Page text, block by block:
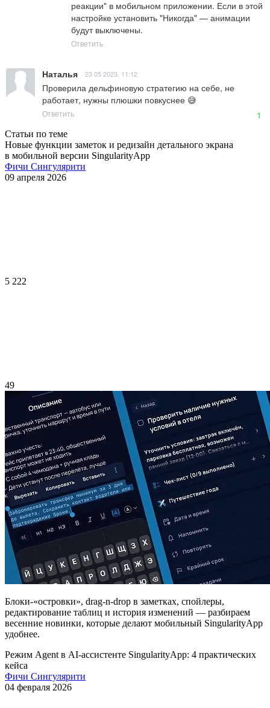
реакции" в мобильном приложении. Если в этой
настройке установить "Никогда" — анимации
будут выключены.
Ответить
Наталья 23 05 2023, 11:12
Проверила дельфиновую стратегию на себе, не
работает, нужны плюшки повкуснее 😅
Ответить 1
Статьи по теме
Новые функции заметок и редизайн детального экрана
в мобильной версии SingularityApp
Фичи Сингулярити
09 апреля 2026
5 222
49
Блоки-«островки», drag-n-drop в заметках, спойлеры,
редактирование таблиц и история изменений — разбираем
весенние новинки, которые делают мобильный SingularityApp
удобнее.
Режим Agent в AI-ассистенте SingularityApp: 4 практических
кейса
Фичи Сингулярити
04 февраля 2026